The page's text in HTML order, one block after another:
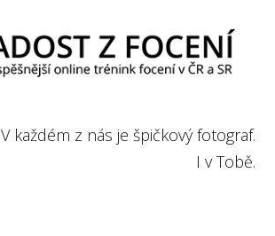
V každém z nás je špičkový fotograf.
I v Tobě.